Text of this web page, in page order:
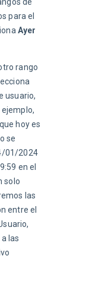
de
para el
Ayer
rango
usuario,
hoy es
se
01/2024
en el
solo
las
entre el
las